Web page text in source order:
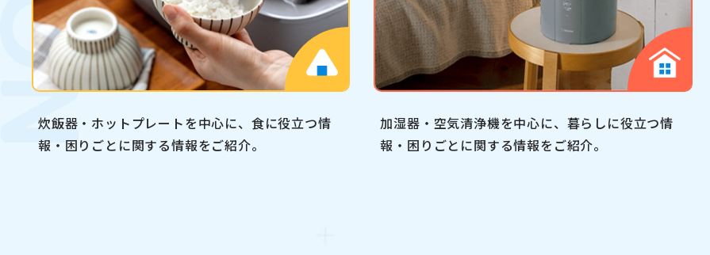
炊飯器・ホットプレートを中心に、食に役立つ情
報・困りごとに関する情報をご紹介。
加湿器・空気清浄機を中心に、暮らしに役立つ情
報・困りごとに関する情報をご紹介。